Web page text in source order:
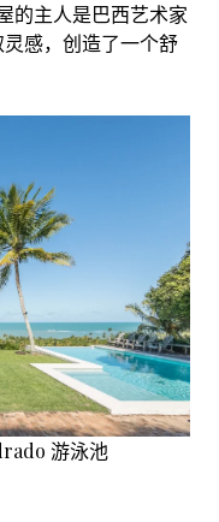
的主人是巴西艺术家
感，创造了一个舒
游泳池